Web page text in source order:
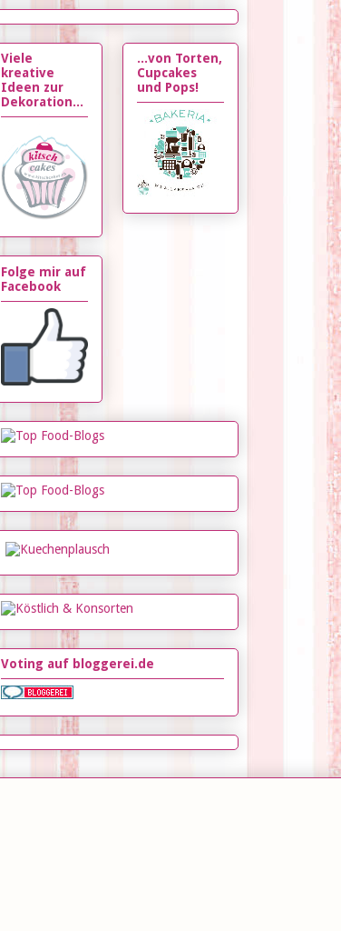
Viele
kreative
Ideen zur
Dekoration...
Folge mir auf
Facebook
...von Torten,
Cupcakes
und Pops!
Voting auf bloggerei.de